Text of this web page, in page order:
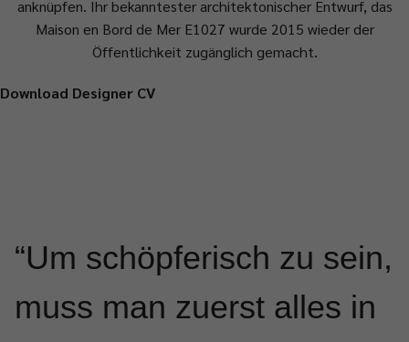
anknüpfen. Ihr bekanntester architektonischer Entwurf, das
Maison en Bord de Mer E1027 wurde 2015 wieder der
Öffentlichkeit zugänglich gemacht.
Download Designer CV
Um schöpferisch zu sein,
muss man zuerst alles in